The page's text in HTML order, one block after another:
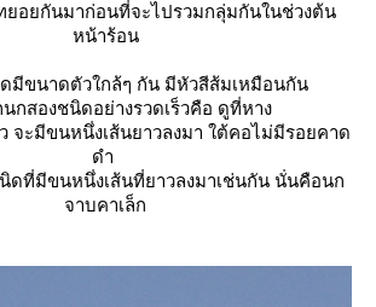
ยอยกันมาก่อนที่จะไปรวมกลุ่มกันในช่วงต้น
หน้าร้อน
มีขนาดตัวใกล้ๆ กัน มีหัวสีส้มเหมือนกัน
กสองชนิดอย่างรวดเร็วคือ ดูที่หาง
จะมีขนหนึ่งเส้นยาวลงมา ใต้คอไม่มีรอยคาด
ดำ
ดที่มีขนหนึ่งเส้นที่ยาวลงมาเช่นกัน นั่นคือนก
จาบคาเล็ก